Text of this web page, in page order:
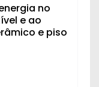
no
e ao
e piso